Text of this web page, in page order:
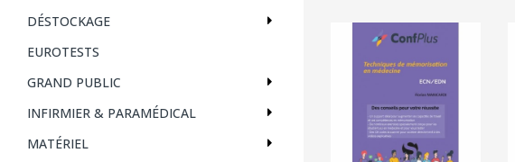
DÉSTOCKAGE
EUROTESTS
GRAND PUBLIC
INFIRMIER & PARAMÉDICAL
MATÉRIEL